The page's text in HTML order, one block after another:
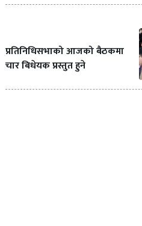
प्रतिनिधिसभाको आजको बैठकमा
चार बिधेयक प्रस्तुत हुने